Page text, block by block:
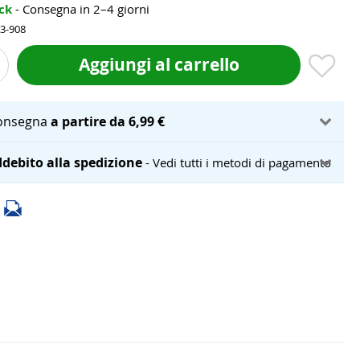
- Consegna in 2–4 giorni
908
Aggiungi al carrello
a partire da 6,99 €
alla spedizione- Vedi tutti i metodi di pagamento